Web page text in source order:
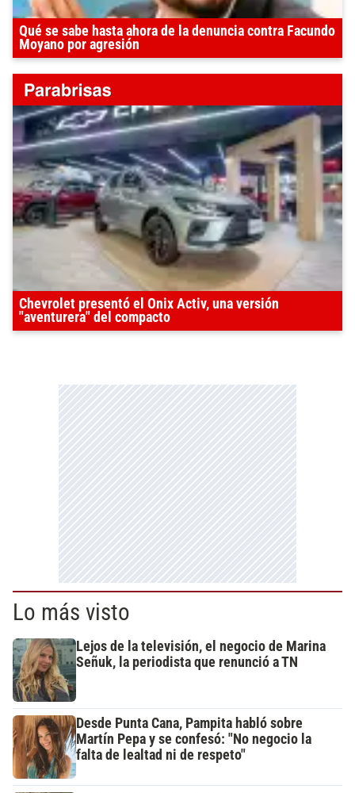
Qué se sabe hasta ahora de la denuncia contra Facundo
Moyano por agresión
Chevrolet presentó el Onix Activ, una versión
"aventurera" del compacto
Lo más visto
Lejos de la televisión, el negocio de Marina
Señuk, la periodista que renunció a TN
Desde Punta Cana, Pampita habló sobre
Martín Pepa y se confesó: "No negocio la
falta de lealtad ni de respeto"